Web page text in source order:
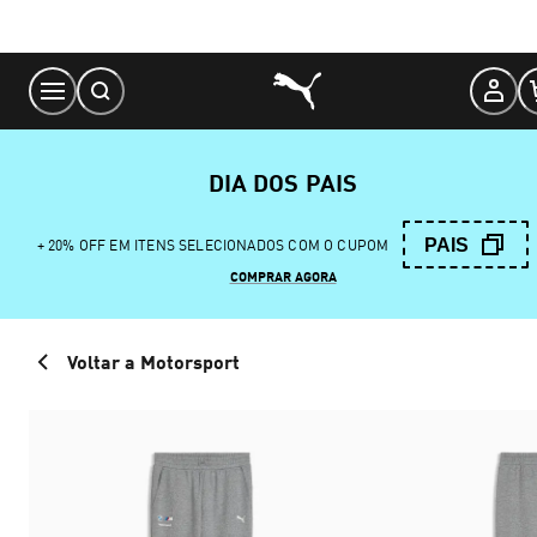
Content
DIA DOS PAIS
+ 20% OFF EM ITENS SELECIONADOS COM O CUPOM PAIS
COMPRAR AGORA
Voltar a Motorsport